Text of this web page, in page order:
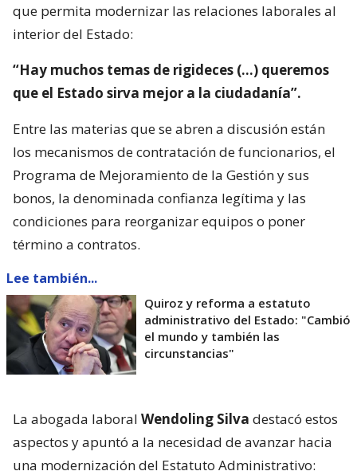
que permita modernizar las relaciones laborales al
interior del Estado:
“Hay muchos temas de rigideces (…) queremos
que el Estado sirva mejor a la ciudadanía”.
Entre las materias que se abren a discusión están
los mecanismos de contratación de funcionarios, el
Programa de Mejoramiento de la Gestión y sus
bonos, la denominada confianza legítima y las
condiciones para reorganizar equipos o poner
término a contratos.
Lee también...
Quiroz y reforma a estatuto
administrativo del Estado: "Cambió
el mundo y también las
circunstancias"
La abogada laboral Wendoling Silva destacó estos
aspectos y apuntó a la necesidad de avanzar hacia
una modernización del Estatuto Administrativo: